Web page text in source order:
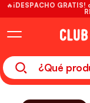
🔥¡DESPACHO